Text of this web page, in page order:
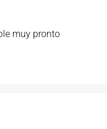
muy pronto